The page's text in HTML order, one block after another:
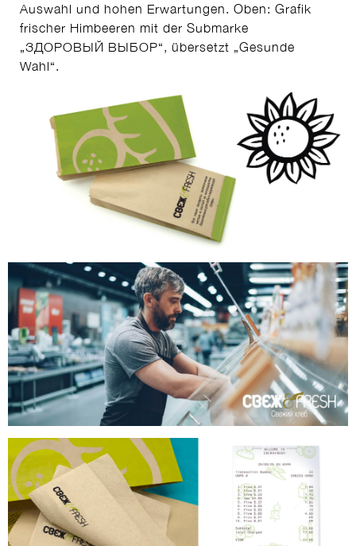
Auswahl und hohen Erwartungen. Oben: Grafik
frischer Himbeeren mit der Submarke
„ЗДОРОВЫЙ ВЫБОР“, übersetzt „Gesunde
Wahl“.